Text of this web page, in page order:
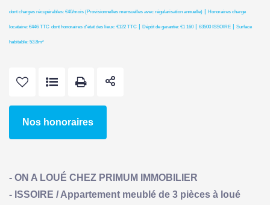
dont charges récupérables: €40/mois (Provisionnelles mensuelles avec régularisation annuelle) | Honoraires charge
locataire: €446 TTC dont honoraires d'état des lieux: €122 TTC | Dépôt de garantie: €1 160 | 63500 ISSOIRE | Surface
habitable: 53.8m²
Nos honoraires
- ON A LOUÉ CHEZ PRIMUM IMMOBILIER
- ISSOIRE / Appartement meublé de 3 pièces à loué